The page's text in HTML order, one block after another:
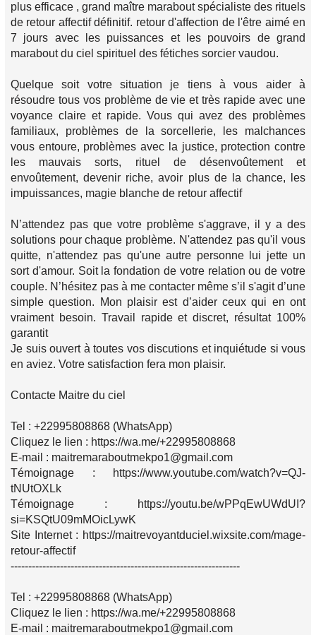
plus efficace , grand maître marabout spécialiste des rituels
de retour affectif définitif. retour d'affection de l'être aimé en
7 jours avec les puissances et les pouvoirs de grand
marabout du ciel spirituel des fétiches sorcier vaudou.
Quelque soit votre situation je tiens à vous aider à
résoudre tous vos problème de vie et très rapide avec une
voyance claire et rapide. Vous qui avez des problèmes
familiaux, problèmes de la sorcellerie, les malchances
vous entoure, problèmes avec la justice, protection contre
les mauvais sorts, rituel de désenvoûtement et
envoûtement, devenir riche, avoir plus de la chance, les
impuissances, magie blanche de retour affectif
N’attendez pas que votre problème s'aggrave, il y a des
solutions pour chaque problème. N'attendez pas qu'il vous
quitte, n'attendez pas qu'une autre personne lui jette un
sort d'amour. Soit la fondation de votre relation ou de votre
couple. N’hésitez pas à me contacter même s’il s'agit d’une
simple question. Mon plaisir est d’aider ceux qui en ont
vraiment besoin. Travail rapide et discret, résultat 100%
garantit
Je suis ouvert à toutes vos discutions et inquiétude si vous
en aviez. Votre satisfaction fera mon plaisir.
Contacte Maitre du ciel
Tel : +22995808868 (WhatsApp)
Cliquez le lien : https://wa.me/+22995808868
E-mail : maitremaraboutmekpo1@gmail.com
Témoignage : https://www.youtube.com/watch?v=QJ-
tNUtOXLk
Témoignage : https://youtu.be/wPPqEwUWdUI?
si=KSQtU09mMOicLywK
Site Internet : https://maitrevoyantduciel.wixsite.com/mage-
retour-affectif
-----------------------------------------------------------------
Tel : +22995808868 (WhatsApp)
Cliquez le lien : https://wa.me/+22995808868
E-mail : maitremaraboutmekpo1@gmail.com